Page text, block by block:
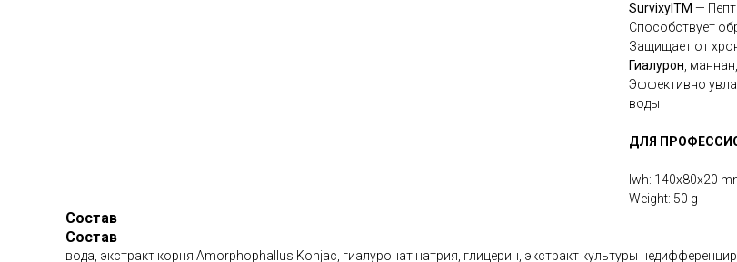
SurvixylTM —
Способствует
Защищает от
Гиалурон,
Эффективно
воды
ДЛЯ
lwh: 140x80x20
Weight: 50 g
Состав
Состав
вода, экстракт корня Amorphophallus Konjac, гиалуронат натрия, глицерин, экстракт культуры